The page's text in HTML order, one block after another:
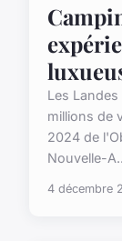
Les
millions de
2024 de
Nouvelle-
4 décembre